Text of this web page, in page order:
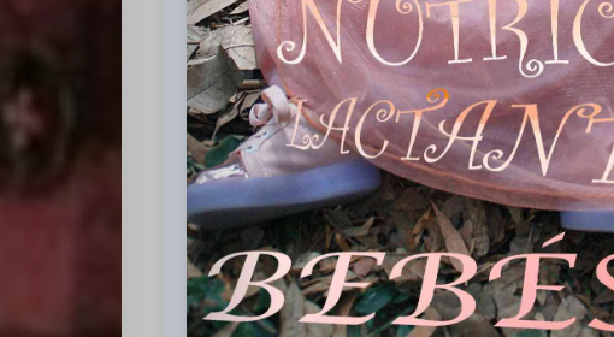
Casting
Bershka
Casting
SHEIN
Casting